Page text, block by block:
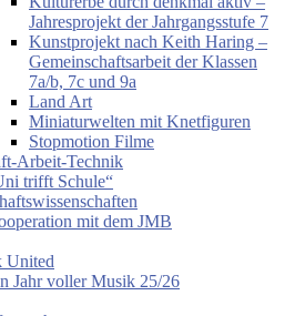
Jahresprojekt der Jahrgangsstufe 7
Kunstprojekt nach Keith Haring –
Gemeinschaftsarbeit der Klassen
7a/b, 7c und 9a
Land Art
Miniaturwelten mit Knetfiguren
Stopmotion Filme
Arbeit-Technik
trifft Schule“
mit dem JMB
United
Jahr voller Musik 25/26